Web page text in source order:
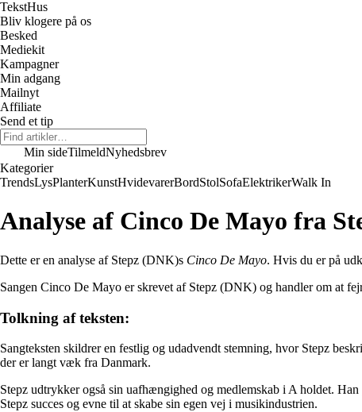
TekstHus
Bliv klogere på os
Besked
Mediekit
Kampagner
Min adgang
Mailnyt
Affiliate
Send et tip
Min sideTilmeldNyhedsbrev
Kategorier
TrendsLysPlanterKunstHvidevarerBordStolSofaElektrikerWalk In
Analyse af Cinco De Mayo fra
Dette er en analyse af Stepz (DNK)s Cinco De Mayo. Hvis du er på
Sangen Cinco De Mayo er skrevet af Stepz (DNK) og handler om at
Tolkning af teksten:
Sangteksten skildrer en festlig og udadvendt stemning, hvor Stepz
der er langt væk fra Danmark.
Stepz udtrykker også sin uafhængighed og medlemskab i A holdet.
Stepz succes og evne til at skabe sin egen vej i musikindustrien.